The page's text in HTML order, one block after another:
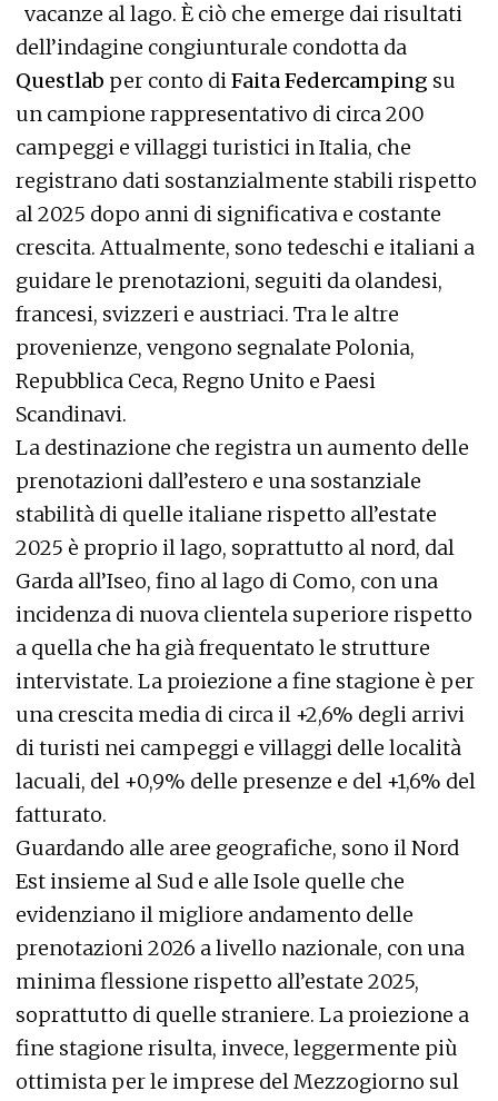
vacanze al lago. È ciò che emerge dai risultati
dell’indagine congiunturale condotta da
Questlab per conto diFaita Federcamping su
un campione rappresentativo di circa 200
campeggi e villaggi turistici in Italia, che
registrano dati sostanzialmente stabili rispetto
al 2025 dopo anni di significativa e costante
crescita. Attualmente, sono tedeschi e italiani a
guidare le prenotazioni, seguiti da olandesi,
francesi, svizzeri e austriaci. Tra le altre
provenienze, vengono segnalate Polonia,
Repubblica Ceca, Regno Unito e Paesi
Scandinavi.
La destinazione che registra un aumento delle
prenotazioni dall’estero e una sostanziale
stabilità di quelle italiane rispetto all’estate
2025 è proprio il lago, soprattutto al nord, dal
Garda all’Iseo, fino al lago di Como, con una
incidenza di nuova clientela superiore rispetto
a quella che ha già frequentato le strutture
intervistate. La proiezione a fine stagione è per
una crescita media di circa il +2,6% degli arrivi
di turisti nei campeggi e villaggi delle località
lacuali, del +0,9% delle presenze e del +1,6% del
fatturato.
Guardando alle aree geografiche, sono il Nord
Est insieme al Sud e alle Isole quelle che
evidenziano il migliore andamento delle
prenotazioni 2026 a livello nazionale, con una
minima flessione rispetto all’estate 2025,
soprattutto di quelle straniere. La proiezione a
fine stagione risulta, invece, leggermente più
ottimista per le imprese del Mezzogiorno sul